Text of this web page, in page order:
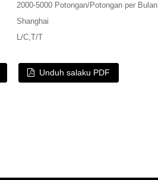
2000-5000 Potongan/Potongan per Bulan
Shanghai
L/C,T/T
Unduh salaku PDF